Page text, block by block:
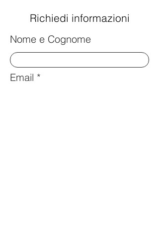
Richiedi informazioni
Nome e Cognome
Email